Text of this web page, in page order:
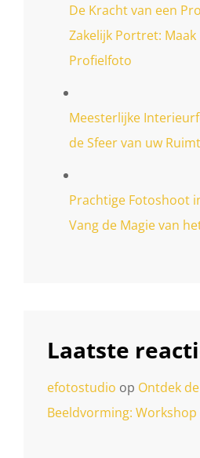
De Kracht van een
Zakelijk Portret:
Profielfoto
Meesterlijke
de Sfeer van uw
Prachtige Fotoshoot
Vang de Magie van
Laatste
efotostudio op Ontdek
Beeldvorming: